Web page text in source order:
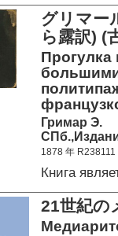
グリマー
ら露訳) (
Прогулка
Гримар Э.
1878 年 R238111
Книга
21世紀の